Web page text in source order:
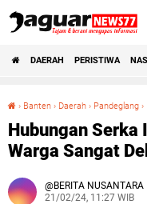
DAERAH PERISTIWA
› Banten › Daerah › Pandeglang ›
Hubungan Serka
Warga Sangat
BERITA NUSANTARA
21/02/24, 11:27 WIB